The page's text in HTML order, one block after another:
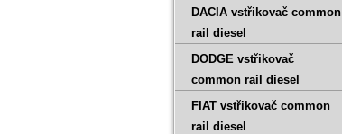
DACIA vstřikovač common
rail diesel
DODGE vstřikovač
common rail diesel
FIAT vstřikovač common
rail diesel